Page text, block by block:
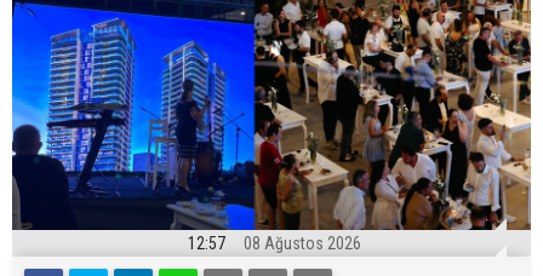
12:57 08 Ağustos 2026